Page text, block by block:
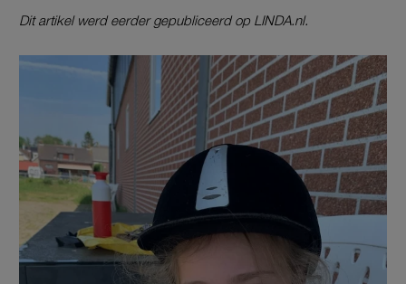
Dit artikel werd eerder gepubliceerd op LINDA.nl.